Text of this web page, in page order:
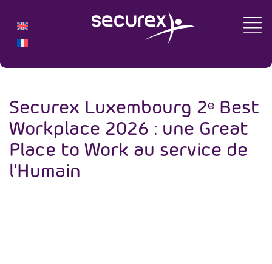
Securex Luxembourg 2ᵉ Best
Workplace 2026 : une Great
Place to Work au service de
l’Humain